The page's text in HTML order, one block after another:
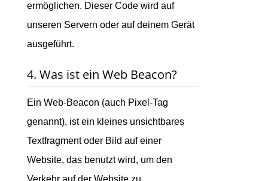
ermöglichen. Dieser Code wird auf
unseren Servern oder auf deinem Gerät
ausgeführt.
4. Was ist ein Web Beacon?
Ein Web-Beacon (auch Pixel-Tag
genannt), ist ein kleines unsichtbares
Textfragment oder Bild auf einer
Website, das benutzt wird, um den
Verkehr auf der Website zu